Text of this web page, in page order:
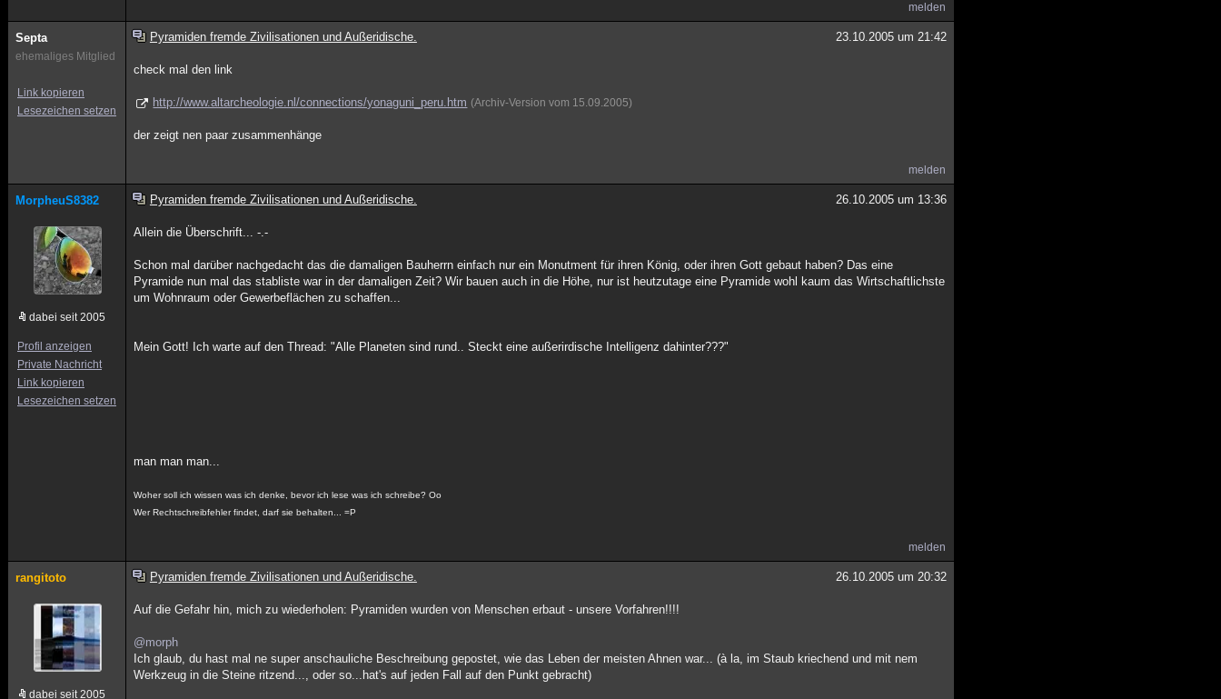
melden
Septa
ehemaliges Mitglied
Link kopieren
Lesezeichen setzen
Pyramiden fremde Zivilisationen und Außeridische. 23.10.2005 um 21:42
check mal den link
http://www.altarcheologie.nl/connections/yonaguni_peru.htm (Archiv-Version vom 15.09.2005)
der zeigt nen paar zusammenhänge
melden
MorpheuS8382
dabei seit 2005
Profil anzeigen
Private Nachricht
Link kopieren
Lesezeichen setzen
Pyramiden fremde Zivilisationen und Außeridische. 26.10.2005 um 13:36
Allein die Überschrift... -.-
Schon mal darüber nachgedacht das die damaligen Bauherrn einfach nur ein Monutment für ihren König, oder ihren Gott gebaut haben? Das eine
Pyramide nun mal das stabliste war in der damaligen Zeit? Wir bauen auch in die Höhe, nur ist heutzutage eine Pyramide wohl kaum das Wirtschaftlichste
um Wohnraum oder Gewerbeflächen zu schaffen...
Mein Gott! Ich warte auf den Thread: "Alle Planeten sind rund.. Steckt eine außerirdische Intelligenz dahinter???"
man man man...
Woher soll ich wissen was ich denke, bevor ich lese was ich schreibe? Oo
Wer Rechtschreibfehler findet, darf sie behalten... =P
melden
rangitoto
dabei seit 2005
Pyramiden fremde Zivilisationen und Außeridische. 26.10.2005 um 20:32
Auf die Gefahr hin, mich zu wiederholen: Pyramiden wurden von Menschen erbaut - unsere Vorfahren!!!!
@morph
Ich glaub, du hast mal ne super anschauliche Beschreibung gepostet, wie das Leben der meisten Ahnen war... (à la, im Staub kriechend und mit nem
Werkzeug in die Steine ritzend..., oder so...hat's auf jeden Fall auf den Punkt gebracht)